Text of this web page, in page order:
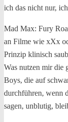
ich das nicht nur,
Mad Max: Fury
an Filme wie xXx
Prinzip klinisch
Was nutzen mir die
Boys, die auf
durchführen, wenn
sagen, unblutig,